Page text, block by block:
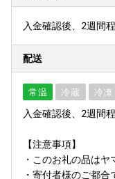
入金確認後、2週間
配送
常温 冷蔵 冷凍
入金確認後、2週間
【注意事項】
・このお礼の品はヤ
・寄付者様のご都